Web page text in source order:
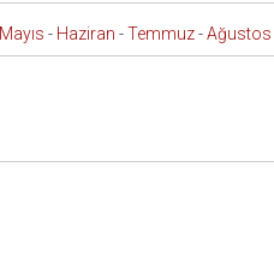
Mayıs - Haziran -Temmuz-Ağustos